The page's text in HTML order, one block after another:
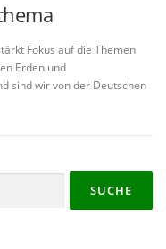
Fokus auf die Themen
Erden und
sind wir von der Deutschen